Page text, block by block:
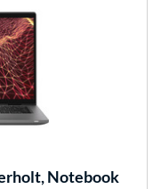
Notebook